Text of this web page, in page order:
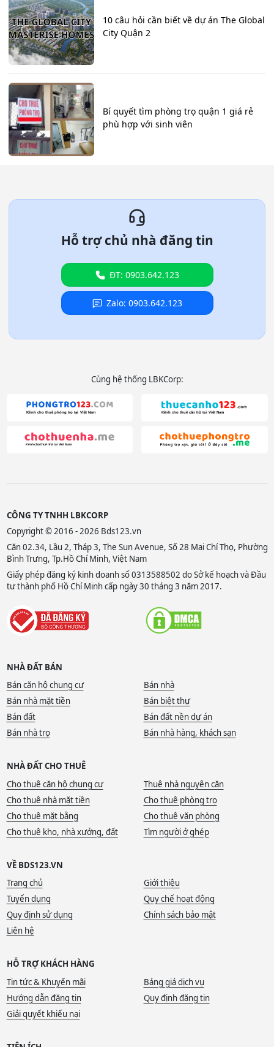
10 câu hỏi cần biết về dự án The Global
City Quận 2
Bí quyết tìm phòng trọ quận 1 giá rẻ
phù hợp với sinh viên
Hỗ trợ chủ nhà đăng tin
ĐT: 0903.642.123
Zalo: 0903.642.123
Cùng hệ thống LBKCorp:
CÔNG TY TNHH LBKCORP
Copyright © 2016 - 2026 Bds123.vn
Căn 02.34, Lầu 2, Tháp 3, The Sun Avenue, Số 28 Mai Chí Thọ, Phường
Bình Trưng, Tp.Hồ Chí Minh, Việt Nam
Giấy phép đăng ký kinh doanh số 0313588502 do Sở kế hoạch và Đầu
tư thành phố Hồ Chí Minh cấp ngày 30 tháng 3 năm 2017.
NHÀ ĐẤT BÁN
Bán căn hộ chung cư
Bán nhà
Bán nhà mặt tiền
Bán biệt thự
Bán đất
Bán đất nền dự án
Bán nhà trọ
Bán nhà hàng, khách sạn
NHÀ ĐẤT CHO THUÊ
Cho thuê căn hộ chung cư
Thuê nhà nguyên căn
Cho thuê nhà mặt tiền
Cho thuê phòng trọ
Cho thuê mặt bằng
Cho thuê văn phòng
Cho thuê kho, nhà xưởng, đất
Tìm người ở ghép
VỀ BDS123.VN
Trang chủ
Giới thiệu
Tuyển dụng
Quy chế hoạt động
Quy định sử dụng
Chính sách bảo mật
Liên hệ
HỖ TRỢ KHÁCH HÀNG
Tin tức & Khuyến mãi
Bảng giá dịch vụ
Hướng dẫn đăng tin
Quy định đăng tin
Giải quyết khiếu nại